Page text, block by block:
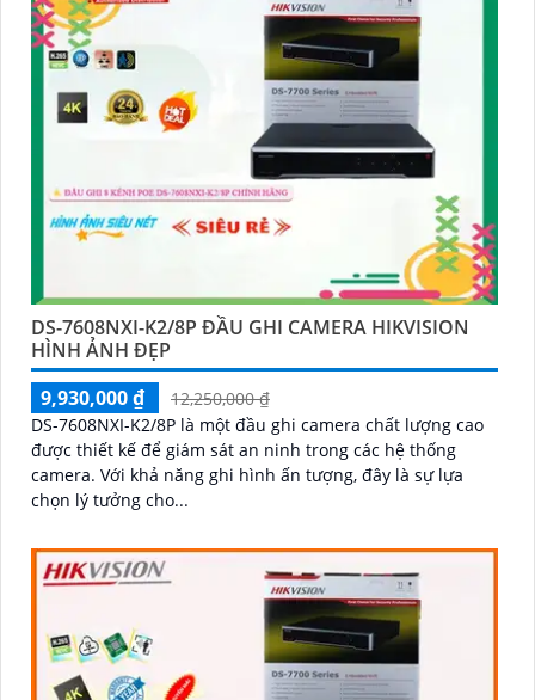
DS-7608NXI-K2/8P ĐẦU GHI CAMERA HIKVISION
HÌNH ẢNH ĐẸP
9,930,000 ₫
12,250,000 ₫
DS-7608NXI-K2/8P là một đầu ghi camera chất lượng cao
được thiết kế để giám sát an ninh trong các hệ thống
camera. Với khả năng ghi hình ấn tượng, đây là sự lựa
chọn lý tưởng cho...